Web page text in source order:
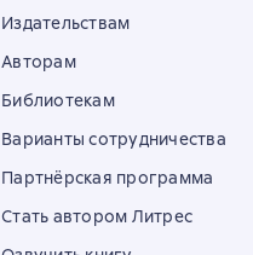
Издательствам
Авторам
Библиотекам
Варианты сотрудничества
Партнёрская программа
Стать автором Литрес